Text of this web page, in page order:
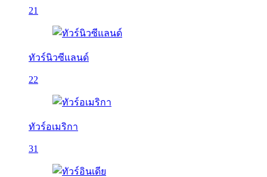
21
ทัวร์นิวซีแลนด์
22
ทัวร์อเมริกา
31